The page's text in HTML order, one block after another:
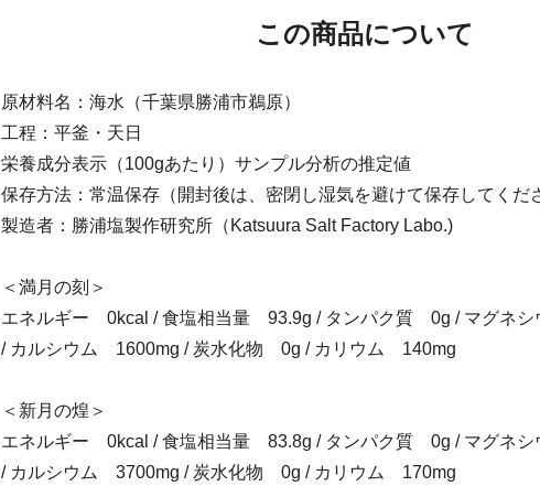
この商品について
原材料名：海水（千葉県勝浦市鵜原）
工程：平釜・天日
栄養成分表示（100gあたり）サンプル分析の推定値
保存方法：常温保存（開封後は、密閉し湿気を避けて保存してくだ
製造者：勝浦塩製作研究所（Katsuura Salt Factory Labo.)
＜満月の刻＞
エネルギー 0kcal / 食塩相当量 93.9g / タンパク質 0g / マグネ
/ カルシウム 1600mg / 炭水化物 0g / カリウム 140mg
＜新月の煌＞
エネルギー 0kcal / 食塩相当量 83.8g / タンパク質 0g / マグネ
/ カルシウム 3700mg / 炭水化物 0g / カリウム 170mg